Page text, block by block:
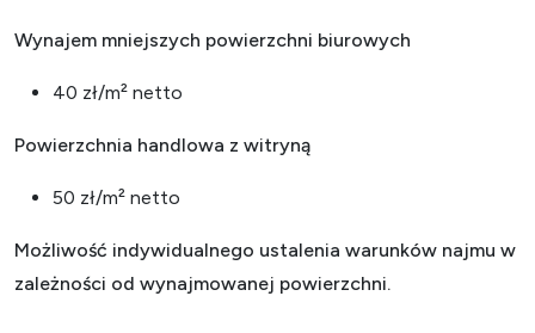
Wynajem mniejszych powierzchni biurowych
40 zł/m² netto
Powierzchnia handlowa z witryną
50 zł/m² netto
Możliwość indywidualnego ustalenia warunków najmu w
zależności od wynajmowanej powierzchni.